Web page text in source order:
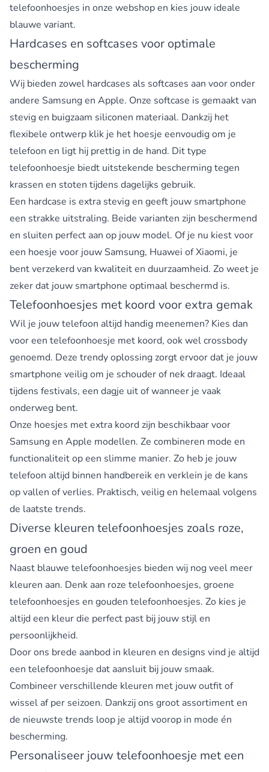
telefoonhoesjes in onze webshop en kies jouw ideale
blauwe variant.
Hardcases en softcases voor optimale
bescherming
Wij bieden zowel hardcases als softcases aan voor onder
andere Samsung en Apple. Onze softcase is gemaakt van
stevig en buigzaam siliconen materiaal. Dankzij het
flexibele ontwerp klik je het hoesje eenvoudig om je
telefoon en ligt hij prettig in de hand. Dit type
telefoonhoesje biedt uitstekende bescherming tegen
krassen en stoten tijdens dagelijks gebruik.
Een hardcase is extra stevig en geeft jouw smartphone
een strakke uitstraling. Beide varianten zijn beschermend
en sluiten perfect aan op jouw model. Of je nu kiest voor
een hoesje voor jouw Samsung, Huawei of Xiaomi, je
bent verzekerd van kwaliteit en duurzaamheid. Zo weet je
zeker dat jouw smartphone optimaal beschermd is.
Telefoonhoesjes met koord voor extra gemak
Wil je jouw telefoon altijd handig meenemen? Kies dan
voor een telefoonhoesje met koord, ook wel crossbody
genoemd. Deze trendy oplossing zorgt ervoor dat je jouw
smartphone veilig om je schouder of nek draagt. Ideaal
tijdens festivals, een dagje uit of wanneer je vaak
onderweg bent.
Onze hoesjes met extra koord zijn beschikbaar voor
Samsung en Apple modellen. Ze combineren mode en
functionaliteit op een slimme manier. Zo heb je jouw
telefoon altijd binnen handbereik en verklein je de kans
op vallen of verlies. Praktisch, veilig en helemaal volgens
de laatste trends.
Diverse kleuren telefoonhoesjes zoals roze,
groen en goud
Naast blauwe telefoonhoesjes bieden wij nog veel meer
kleuren aan. Denk aan roze telefoonhoesjes, groene
telefoonhoesjes en gouden telefoonhoesjes. Zo kies je
altijd een kleur die perfect past bij jouw stijl en
persoonlijkheid.
Door ons brede aanbod in kleuren en designs vind je altijd
een telefoonhoesje dat aansluit bij jouw smaak.
Combineer verschillende kleuren met jouw outfit of
wissel af per seizoen. Dankzij ons groot assortiment en
de nieuwste trends loop je altijd voorop in mode én
bescherming.
Personaliseer jouw telefoonhoesje met een